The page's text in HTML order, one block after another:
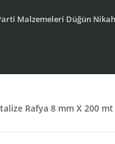
Malzemeleri Düğün
Rafya 8 mm X 200 mt